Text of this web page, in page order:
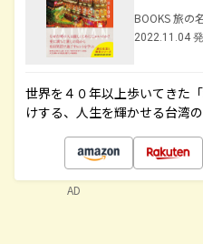
BOOKS 旅の
2022.11.04
世界を４０年以上歩いてきた
けする、人生を輝かせる台湾
AD